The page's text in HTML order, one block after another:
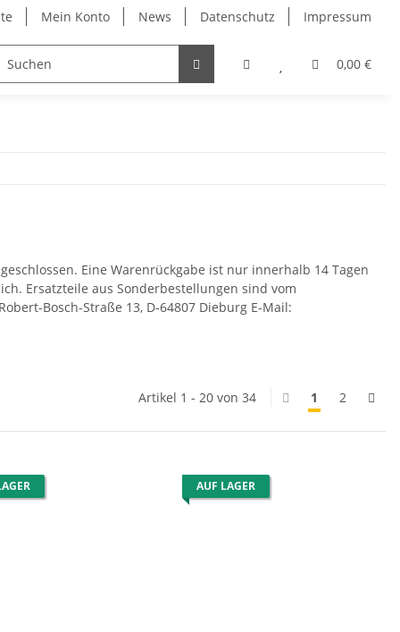
Mein Konto News Datenschutz Impressum
0,00 €
Eine Warenrückgabe ist nur innerhalb 14 Tagen
Ersatzteile aus Sonderbestellungen sind vom
Bosch-Straße 13, D-64807 Dieburg E-Mail:
Artikel 1 - 20 von 34 1 2
AUF LAGER